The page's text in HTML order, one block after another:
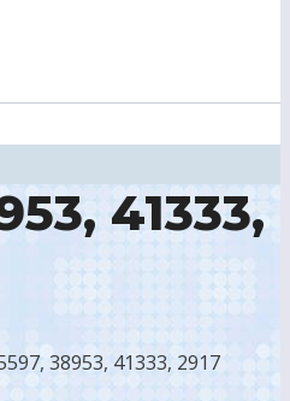
41333,
38953, 41333, 2917